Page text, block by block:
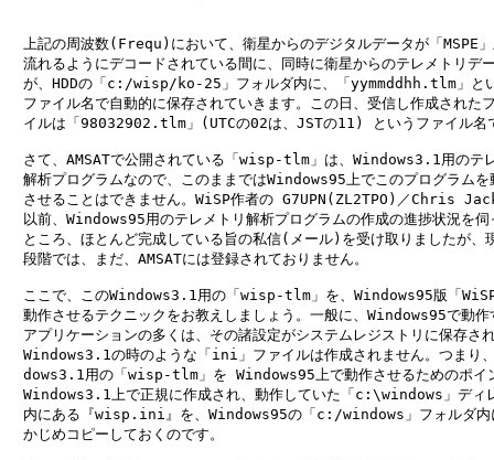
上記の周波数(Frequ)において、衛星からのデジタルデータが「MSPE
流れるようにデコードされている間に、同時に衛星からのテレメトリデ
が、HDDの「c:/wisp/ko-25」フォルダ内に、「yymmddhh.tlm」と
ファイル名で自動的に保存されていきます。この日、受信し作成された
イルは「98032902.tlm」(UTCの02は、JSTの11) というファイル名
さて、AMSATで公開されている「wisp-tlm」は、Windows3.1用のテ
解析プログラムなので、このままではWindows95上でこのプログラムを
させることはできません。WiSP作者の G7UPN(ZL2TPO)／Chris
以前、Windows95用のテレメトリ解析プログラムの作成の進捗状況を伺
ところ、ほとんど完成している旨の私信(メール)を受け取りましたが、
段階では、まだ、AMSATには登録されておりません。
ここで、このWindows3.1用の「wisp-tlm」を、Windows95版「
動作させるテクニックをお教えしましょう。一般に、Windows95で動作
アプリケーションの多くは、その諸設定がシステムレジストリに保存さ
Windows3.1の時のような「ini」ファイルは作成されません。つまり
dows3.1用の「wisp-tlm」を Windows95上で動作させるためのポイ
Windows3.1上で正規に作成され、動作していた「c:\windows」ディ
内にある『wisp.ini』を、Windows95の「c:/windows」フォルダ内
かじめコピーしておくのです。